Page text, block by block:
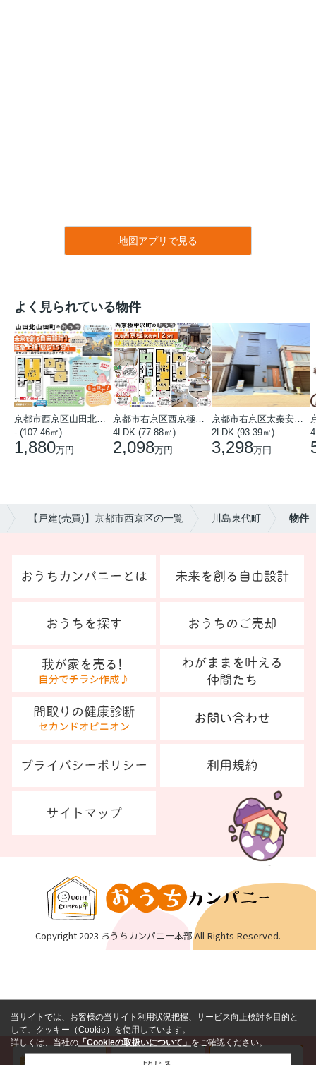
地図アプリで見る
よく見られている物件
- (107.46㎡)
1,880万円
4LDK (77.88㎡)
2,098万円
2LDK (93.39㎡)
3,298万円
【戸建(売買)】京都市西京区の一覧 川島東代町 物件
Copyright 2023 おうちカンパニー本部 All Rights Reserved.
当サイトでは、お客様の当サイト利用状況把握、サービス向上検討を目的と
して、クッキー（Cookie）を使用しています。
詳しくは、当社の 「Cookieの取扱いについて」をご確認ください。